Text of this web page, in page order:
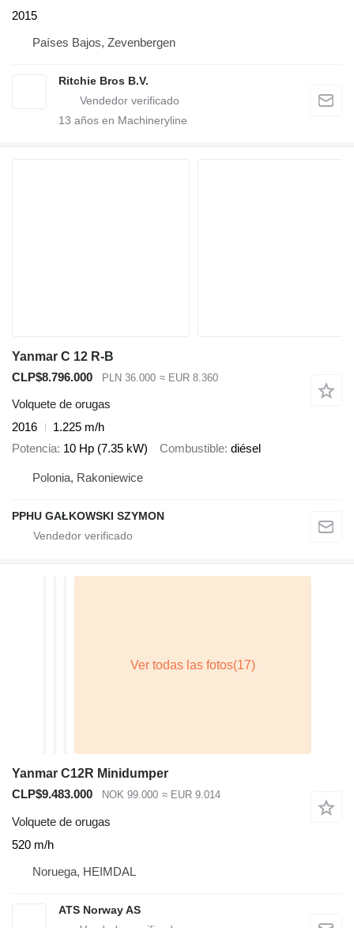
2015
Países Bajos, Zevenbergen
Ritchie Bros B.V.
13 años en Machineryline
Yanmar C 12 R-B
CLP$8.796.000
PLN 36.000 ≈ EUR 8.360
Volquete de orugas
2016
1.225 m/h
Potencia 10 Hp (7.35 kW) Combustible diésel
Polonia, Rakoniewice
PPHU GAŁKOWSKI SZYMON
Yanmar C12R Minidumper
CLP$9.483.000
NOK 99.000 ≈ EUR 9.014
Volquete de orugas
520 m/h
Noruega, HEIMDAL
ATS Norway AS